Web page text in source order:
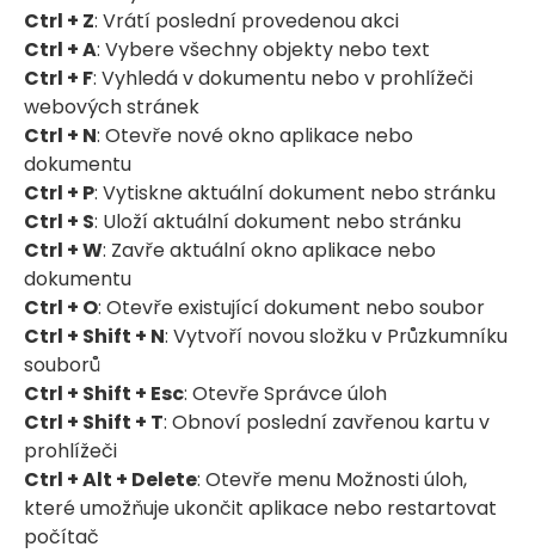
Ctrl + Z: Vrátí poslední provedenou akci
Ctrl + A: Vybere všechny objekty nebo text
Ctrl + F: Vyhledá v dokumentu nebo v prohlížeči
webových stránek
Ctrl + N: Otevře nové okno aplikace nebo
dokumentu
Ctrl + P: Vytiskne aktuální dokument nebo stránku
Ctrl + S: Uloží aktuální dokument nebo stránku
Ctrl + W: Zavře aktuální okno aplikace nebo
dokumentu
Ctrl + O: Otevře existující dokument nebo soubor
Ctrl + Shift + N: Vytvoří novou složku v Průzkumníku
souborů
Ctrl + Shift + Esc: Otevře Správce úloh
Ctrl + Shift + T: Obnoví poslední zavřenou kartu v
prohlížeči
Ctrl + Alt + Delete: Otevře menu Možnosti úloh,
které umožňuje ukončit aplikace nebo restartovat
počítač